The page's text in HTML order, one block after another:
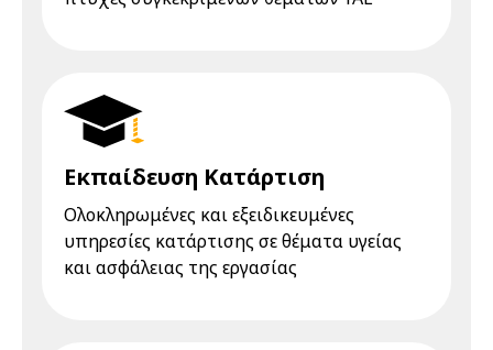
Εκπαίδευση Κατάρτιση
Ολοκληρωμένες και εξειδικευμένες
υπηρεσίες κατάρτισης σε θέματα υγείας
και ασφάλειας της εργασίας